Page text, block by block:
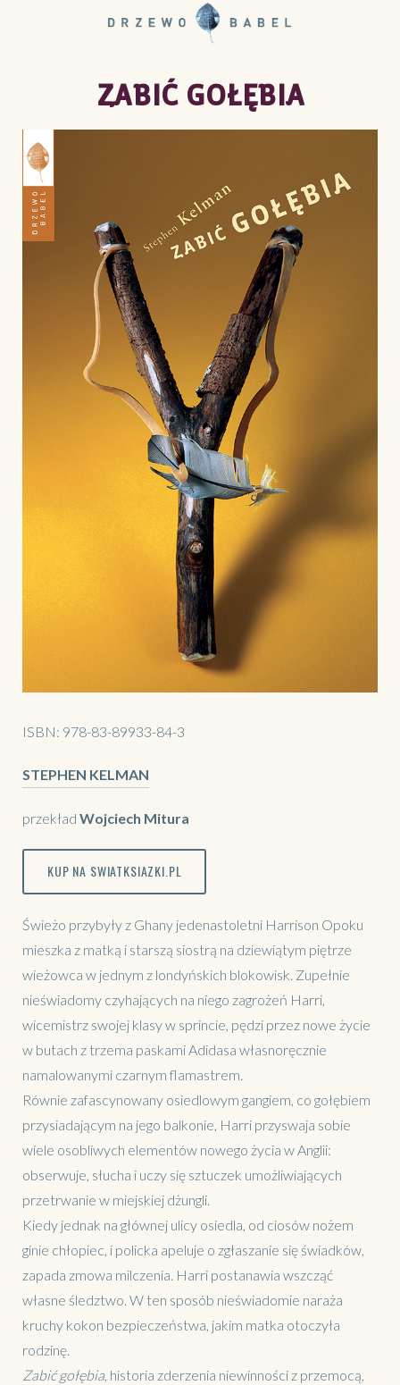
ZABIĆ GOŁĘBIA
ISBN: 978-83-89933-84-3
STEPHEN KELMAN
przekład Wojciech Mitura
KUP NA SWIATKSIAZKI.PL
Świeżo przybyły z Ghany jedenastoletni Harrison Opoku
mieszka z matką i starszą siostrą na dziewiątym piętrze
wieżowca w jednym z londyńskich blokowisk. Zupełnie
nieświadomy czyhających na niego zagrożeń Harri,
wicemistrz swojej klasy w sprincie, pędzi przez nowe życie
w butach z trzema paskami Adidasa własnoręcznie
namalowanymi czarnym flamastrem.
Równie zafascynowany osiedlowym gangiem, co gołębiem
przysiadającym na jego balkonie, Harri przyswaja sobie
wiele osobliwych elementów nowego życia w Anglii:
obserwuje, słucha i uczy się sztuczek umożliwiających
przetrwanie w miejskiej dżungli.
Kiedy jednak na głównej ulicy osiedla, od ciosów nożem
ginie chłopiec, i policka apeluje o zgłaszanie się świadków,
zapada zmowa milczenia. Harri postanawia wszcząć
własne śledztwo. W ten sposób nieświadomie naraża
kruchy kokon bezpieczeństwa, jakim matka otoczyła
rodzinę.
Zabić gołębia, historia zderzenia niewinności z przemocą,